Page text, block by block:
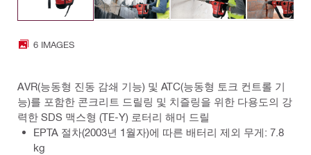
6 IMAGES
AVR(능동형 진동 감쇄 기능) 및 ATC(능동형 토크 컨트롤 기
능)를 포함한 콘크리트 드릴링 및 치즐링을 위한 다용도의 강
력한 SDS 맥스형 (TE-Y) 로터리 해머 드릴
EPTA 절차(2003년 1월자)에 따른 배터리 제외 무게: 7.8
kg